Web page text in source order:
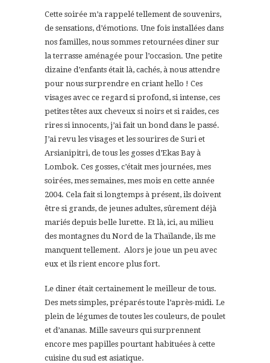
Cette soirée m’a rappelé tellement de souvenirs,
de sensations, d’émotions. Une fois installées dans
nos familles, nous sommes retournées diner sur
la terrasse aménagée pour l’occasion. Une petite
dizaine d’enfants était là, cachés, à nous attendre
pour nous surprendre en criant hello ! Ces
visages avec ce regard si profond, si intense, ces
petites têtes aux cheveux si noirs et si raides, ces
rires si innocents, j’ai fait un bond dans le passé.
J’ai revu les visages et les sourires de Suri et
Arsianipitri, de tous les gosses d’Ekas Bay à
Lombok. Ces gosses, c’était mes journées, mes
soirées, mes semaines, mes mois en cette année
2004. Cela fait si longtemps à présent, ils doivent
être si grands, de jeunes adultes, sûrement déjà
mariés depuis belle lurette. Et là, ici, au milieu
des montagnes du Nord de la Thaïlande, ils me
manquent tellement. Alors je joue un peu avec
eux et ils rient encore plus fort.
Le diner était certainement le meilleur de tous.
Des mets simples, préparés toute l’après-midi. Le
plein de légumes de toutes les couleurs, de poulet
et d’ananas. Mille saveurs qui surprennent
encore mes papilles pourtant habituées à cette
cuisine du sud est asiatique.